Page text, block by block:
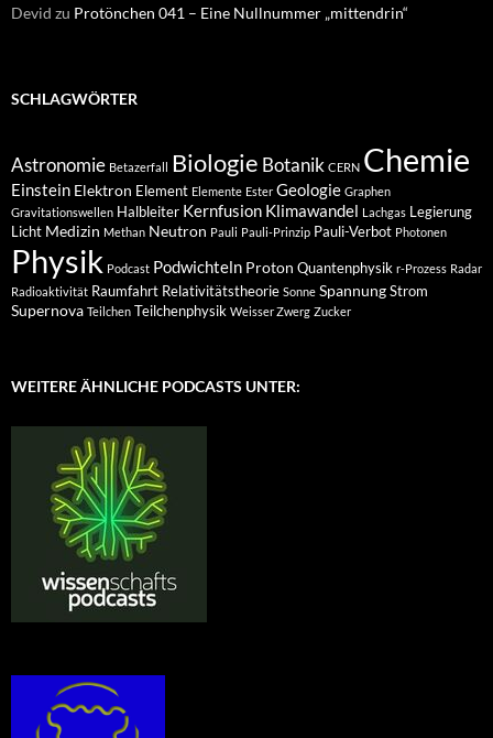
Devid zu Protönchen 041 – Eine Nullnummer „mittendrin“
SCHLAGWÖRTER
Astronomie Betazerfall Biologie Botanik CERN Chemie
Einstein Elektron Element Elemente Ester Geologie Graphen
Gravitationswellen Halbleiter Kernfusion Klimawandel Lachgas Legierung
Licht Medizin Methan Neutron Pauli Pauli-Prinzip Pauli-Verbot Photonen
Physik Podcast Podwichteln Proton Quantenphysik r-Prozess Radar
Radioaktivität Raumfahrt Relativitätstheorie Sonne Spannung Strom
Supernova Teilchen Teilchenphysik Weisser Zwerg Zucker
WEITERE ÄHNLICHE PODCASTS UNTER: